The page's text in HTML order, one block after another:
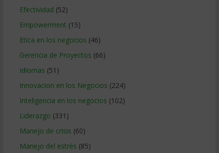
Efectividad (52)
Empowerment (15)
Etica en los negocios (46)
Gerencia de Proyectos (66)
Idiomas (51)
Innovacion en los Negocios (224)
Inteligencia en los negocios (102)
Liderazgo (331)
Manejo de crisis (60)
Manejo del estrés (85)